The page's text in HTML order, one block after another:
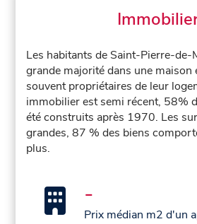
Les habitants de Saint-Pierre-de-
grande majorité dans une maison
souvent propriétaires de leur
immobilier est semi récent, 58%
été construits après 1970. Les
grandes, 87 % des biens
plus.
-
Prix médian m2 d'un